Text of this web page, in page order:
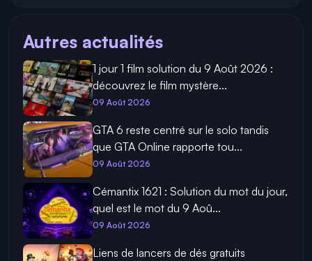
Autres actualités
1 jour 1 film solution du 9 Août 2026 :
découvrez le film mystère...
09 Août 2026
GTA 6 reste centré sur le solo tandis
que GTA Online rapporte tou...
09 Août 2026
Cémantix 1621 : Solution du mot du jour,
quel est le mot du 9 Aoû...
09 Août 2026
Liens de lancers de dés gratuits